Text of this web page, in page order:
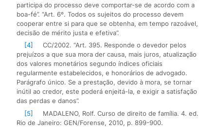
participa do processo deve comportar-se de acordo com a
boa-fé”. “Art. 6º. Todos os sujeitos do processo devem
cooperar entre si para que se obtenha, em tempo razoável,
decisão de mérito justa e efetiva”.
[4]
CC/2002. “Art. 395. Responde o devedor pelos
prejuízos a que sua mora der causa, mais juros, atualização
dos valores monetários segundo índices oficiais
regularmente estabelecidos, e honorários de advogado.
Parágrafo único. Se a prestação, devido à mora, se tornar
inútil ao credor, este poderá enjeitá-la, e exigir a satisfação
das perdas e danos”.
[5]
MADALENO, Rolf. Curso de direito de família. 4. ed.
Rio de Janeiro: GEN/Forense, 2010, p. 899-900.